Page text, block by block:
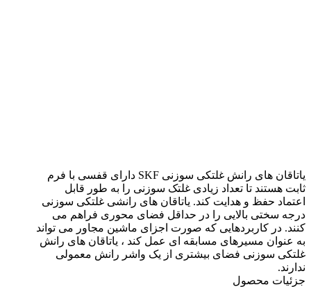
یاتاقان های رانش غلتکی سوزنی SKF دارای قفسی با فرم
ثابت هستند تا تعداد زیادی غلتک سوزنی را به طور قابل
اعتماد حفظ و هدایت کند. یاتاقان های رانشی غلتکی سوزنی
درجه سختی بالایی را در حداقل فضای محوری فراهم می
کنند. در کاربردهایی که صورت اجزای ماشین مجاور می تواند
به عنوان مسیرهای مسابقه ای عمل کند ، یاتاقان های رانش
غلتکی سوزنی فضای بیشتری از یک واشر رانش معمولی
ندارند.
جزئیات محصول